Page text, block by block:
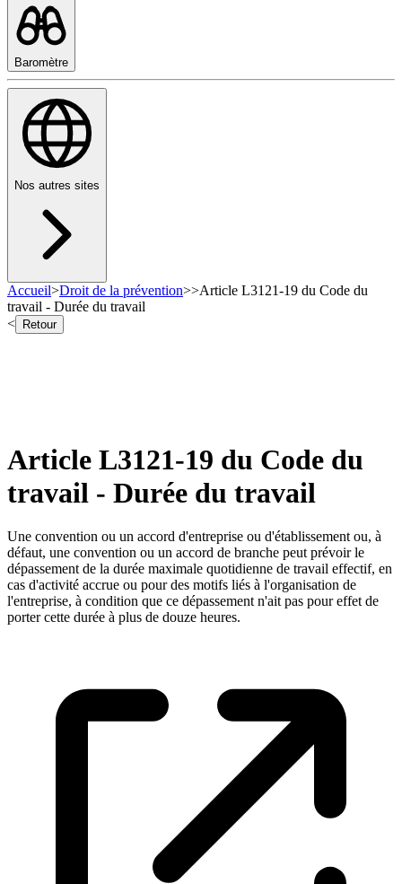
Baromètre
Nos autres sites
Accueil>Droit de la prévention>>Article L3121-19 du Code du
travail - Durée du travail
<
Retour
Article L3121-19 du Code du
travail - Durée du travail
Une convention ou un accord d'entreprise ou d'établissement ou, à
défaut, une convention ou un accord de branche peut prévoir le
dépassement de la durée maximale quotidienne de travail effectif, en
cas d'activité accrue ou pour des motifs liés à l'organisation de
l'entreprise, à condition que ce dépassement n'ait pas pour effet de
porter cette durée à plus de douze heures.